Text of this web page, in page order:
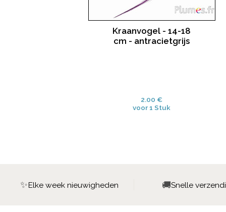
Kraanvogel - 14-18
cm - antracietgrijs
2.00 €
voor 1 Stuk
✨Elke week nieuwigheden 🚚Snelle